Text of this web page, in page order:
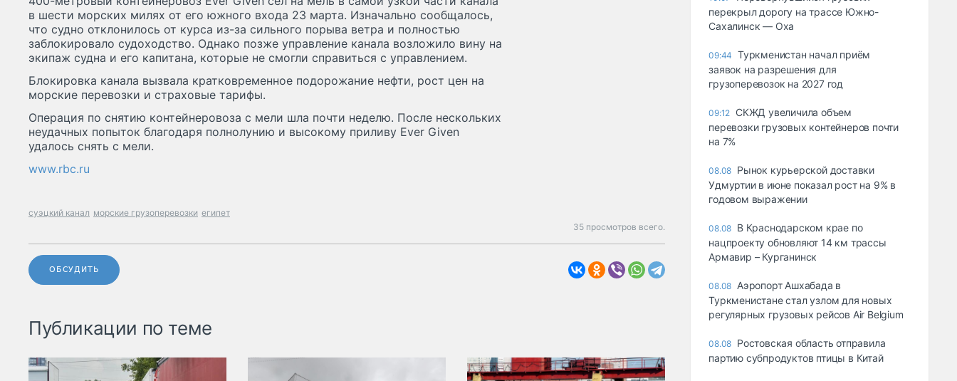
в шести морских милях от его южного входа 23 марта. Изначально сообщалось,
что судно отклонилось от курса из-за сильного порыва ветра и полностью
заблокировало судоходство. Однако позже управление канала возложило вину на
экипаж судна и его капитана, которые не смогли справиться с управлением.
Блокировка канала вызвала кратковременное подорожание нефти, рост цен на
морские перевозки и страховые тарифы.
Операция по снятию контейнеровоза с мели шла почти неделю. После нескольких
неудачных попыток благодаря полнолунию и высокому приливу Ever Given
удалось снять с мели.
www.rbc.ru
суэцкий канал морские грузоперевозки египет
35 просмотров всего.
ОБСУДИТЬ
Публикации по теме
перекрыл дорогу на трассе Южно-
Сахалинск — Оха
09:44
Туркменистан начал приём
заявок на разрешения для
грузоперевозок на 2027 год
09:12 СКЖД увеличила объем
перевозки грузовых контейнеров почти
на 7%
08.08 Рынок курьерской доставки
Удмуртии в июне показал рост на 9% в
годовом выражении
08.08 В Краснодарском крае по
нацпроекту обновляют 14 км трассы
Армавир – Курганинск
08.08 Аэропорт Ашхабада в
Туркменистане стал узлом для новых
регулярных грузовых рейсов Air Belgium
08.08 Ростовская область отправила
партию субпродуктов птицы в Китай